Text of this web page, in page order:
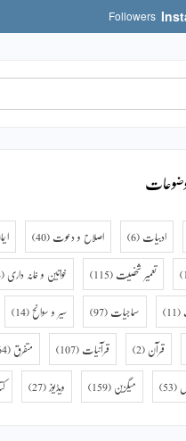
Followers
ادبیات (6) اصلاح و دعوت (40)
تعمیر شخصیت (115) خواتین و خانہ داری (34)
(11) سماجیات (97) سیر و سوانح (14)
قرآن (2) قرآنیات (107) متفرق (64)
(53) میگزین (159) ویڈیوز (27)